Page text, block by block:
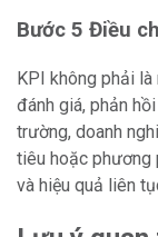
Bước 5 Điều
KPI không phải
đánh giá, phản
trường, doanh
tiêu hoặc phương
và hiệu quả liên